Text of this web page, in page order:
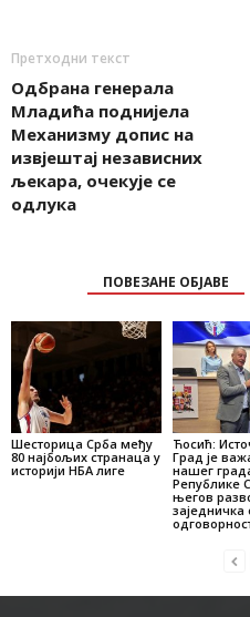
Претходни текст
Одбрана генерала
Младића поднијела
Механизму допис на
извјештај независних
љекара, очекује се
одлука
ПОВЕЗАНЕ ОБЈАВЕ
Шесторица Срба међу
80 најбољих странаца у
историји НБА лиге
Ћосић:
Град је
нашег
Републике
његов
заједничка